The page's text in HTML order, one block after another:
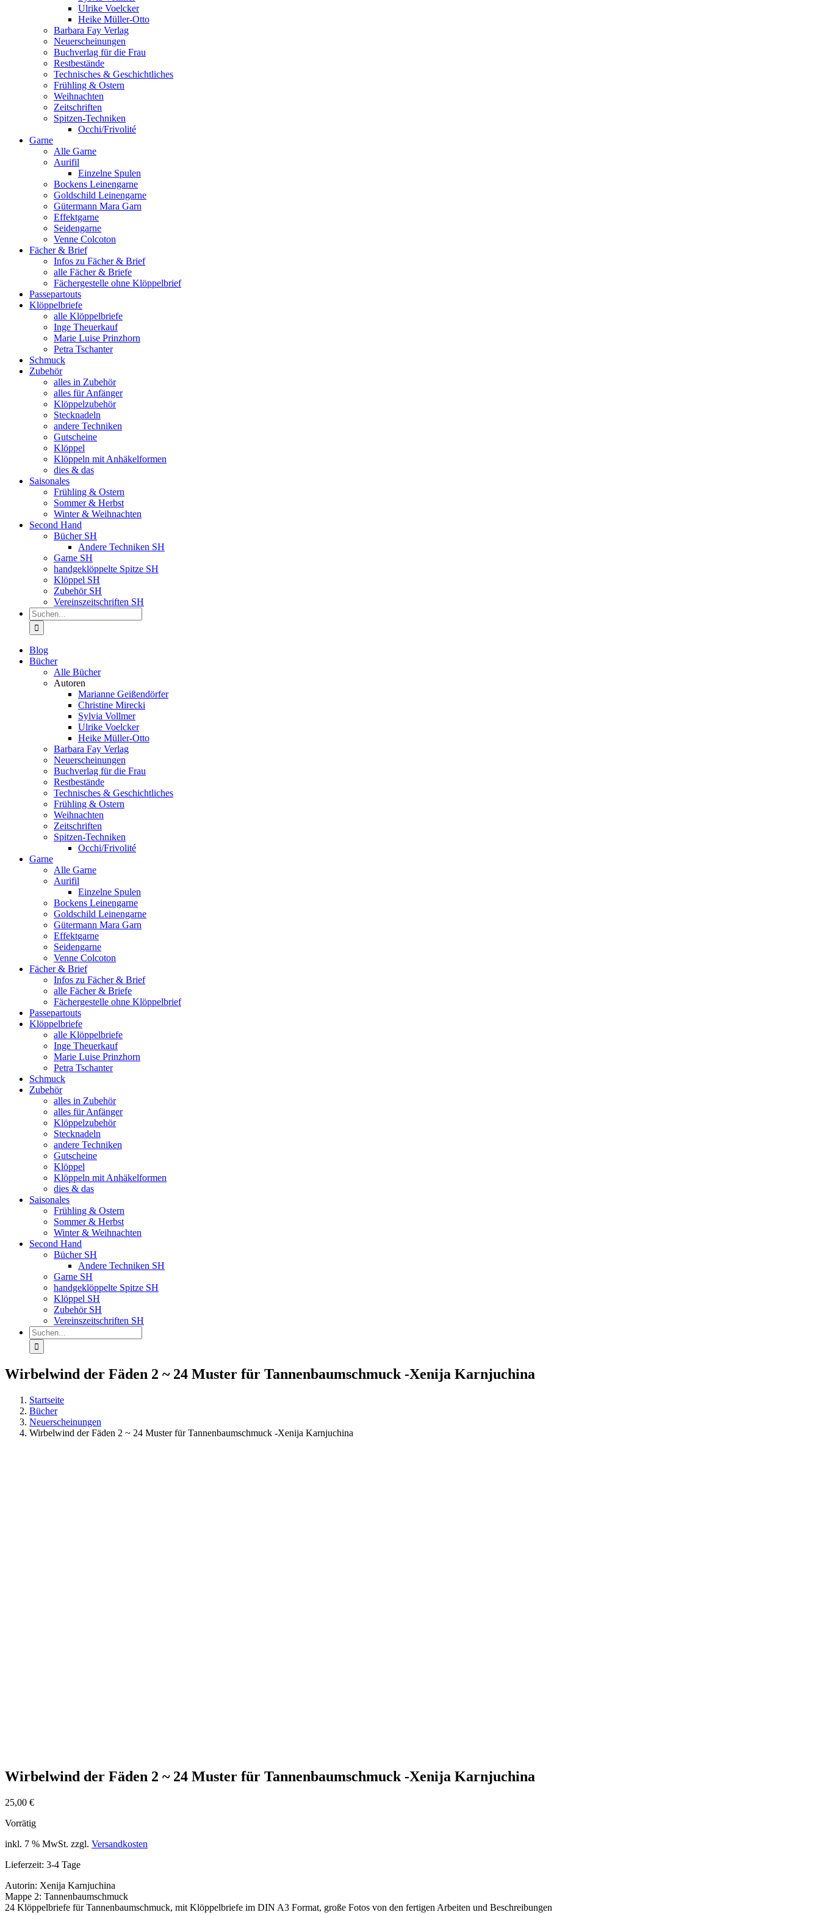
Ulrike Voelcker
Heike Müller-Otto
Barbara Fay Verlag
Neuerscheinungen
Buchverlag für die Frau
Restbestände
Technisches & Geschichtliches
Frühling & Ostern
Weihnachten
Zeitschriften
Spitzen-Techniken
Occhi/Frivolité
Garne
Alle Garne
Aurifil
Einzelne Spulen
Bockens Leinengarne
Goldschild Leinengarne
Gütermann Mara Garn
Effektgarne
Seidengarne
Venne Colcoton
Fächer & Brief
Infos zu Fächer & Brief
alle Fächer & Briefe
Fächergestelle ohne Klöppelbrief
Passepartouts
Klöppelbriefe
alle Klöppelbriefe
Inge Theuerkauf
Marie Luise Prinzhorn
Petra Tschanter
Schmuck
Zubehör
alles in Zubehör
alles für Anfänger
Klöppelzubehör
Stecknadeln
andere Techniken
Gutscheine
Klöppel
Klöppeln mit Anhäkelformen
dies & das
Saisonales
Frühling & Ostern
Sommer & Herbst
Winter & Weihnachten
Second Hand
Bücher SH
Andere Techniken SH
Garne SH
handgeklöppelte Spitze SH
Klöppel SH
Zubehör SH
Vereinszeitschriften SH
Suche
nach:
Blog
Bücher
Alle Bücher
Autoren
Marianne Geißendörfer
Christine Mirecki
Sylvia Vollmer
Ulrike Voelcker
Heike Müller-Otto
Barbara Fay Verlag
Neuerscheinungen
Buchverlag für die Frau
Restbestände
Technisches & Geschichtliches
Frühling & Ostern
Weihnachten
Zeitschriften
Spitzen-Techniken
Occhi/Frivolité
Garne
Alle Garne
Aurifil
Einzelne Spulen
Bockens Leinengarne
Goldschild Leinengarne
Gütermann Mara Garn
Effektgarne
Seidengarne
Venne Colcoton
Fächer & Brief
Infos zu Fächer & Brief
alle Fächer & Briefe
Fächergestelle ohne Klöppelbrief
Passepartouts
Klöppelbriefe
alle Klöppelbriefe
Inge Theuerkauf
Marie Luise Prinzhorn
Petra Tschanter
Schmuck
Zubehör
alles in Zubehör
alles für Anfänger
Klöppelzubehör
Stecknadeln
andere Techniken
Gutscheine
Klöppel
Klöppeln mit Anhäkelformen
dies & das
Saisonales
Frühling & Ostern
Sommer & Herbst
Winter & Weihnachten
Second Hand
Bücher SH
Andere Techniken SH
Garne SH
handgeklöppelte Spitze SH
Klöppel SH
Zubehör SH
Vereinszeitschriften SH
Suche
nach:
Wirbelwind der Fäden 2 ~ 24 Muster für Tannenbaumschmuck -Xenija Karnjuchina
Startseite
Bücher
Neuerscheinungen
Wirbelwind der Fäden 2 ~ 24 Muster für Tannenbaumschmuck -Xenija Karnjuchina
Wirbelwind der Fäden 2 ~ 24 Muster für Tannenbaumschmuck -Xenija Karnjuchina
25,00 €
Vorrätig
inkl. 7 % MwSt. zzgl. Versandkosten
Lieferzeit: 3-4 Tage
Autorin: Xenija Karnjuchina
Mappe 2: Tannenbaumschmuck
24 Klöppelbriefe für Tannenbaumschmuck, mit Klöppelbriefe im DIN A3 Format, große Fotos von den fertigen Arbeiten und Beschreibungen